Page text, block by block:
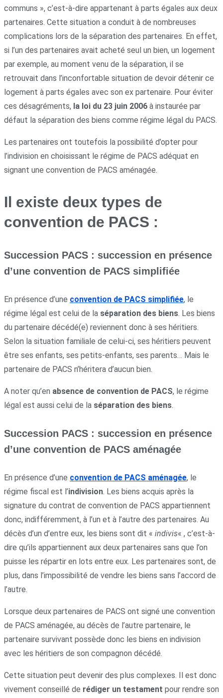
communs », c’est-à-dire appartenant à parts égales aux deux
partenaires. Cette situation a conduit à de nombreuses
complications lors de la séparation des partenaires. En effet,
si l’un des partenaires avait acheté seul un bien, un logement
par exemple, au moment venu de la séparation, il se
retrouvait dans l’inconfortable situation de devoir détenir ce
logement à parts égales avec son ex partenaire. Pour éviter
ces désagréments, la loi du 23 juin 2006 à instaurée par
défaut la séparation des biens comme régime légal du PACS.
Les partenaires ont toutefois la possibilité d’opter pour
l’indivision en choisissant le régime de PACS adéquat en
signant une convention de PACS aménagée.
Il existe deux types de
convention de PACS :
Succession PACS : succession en présence
d’une convention de PACS simplifiée
En présence d’une convention de PACS simplifiée, le
régime légal est celui de la séparation des biens. Les biens
du partenaire décédé(e) reviennent donc à ses héritiers.
Selon la situation familiale de celui-ci, ses héritiers peuvent
être ses enfants, ses petits-enfants, ses parents… Mais le
partenaire de PACS n’héritera d’aucun bien.
A noter qu’en absence de convention de PACS, le régime
légal est aussi celui de la séparation des biens.
Succession PACS : succession en présence
d’une convention de PACS aménagée
En présence d’une convention de PACS aménagée, le
régime fiscal est l’indivision. Les biens acquis après la
signature du contrat de convention de PACS appartiennent
donc, indifféremment, à l’un et à l’autre des partenaires. Au
décès d’un d’entre eux, les biens sont dit « indivis« , c’est-à-
dire qu’ils appartiennent aux deux partenaires sans que l’on
puisse les répartir en lots entre eux. Les partenaires sont, de
plus, dans l’impossibilité de vendre les biens sans l’accord de
l’autre.
Lorsque deux partenaires de PACS ont signé une convention
de PACS aménagée, au décès de l’autre partenaire, le
partenaire survivant possède donc les biens en indivision
avec les héritiers de son compagnon décédé.
Cette situation peut devenir des plus complexes. Il est donc
vivement conseillé de rédiger un testament pour rendre son